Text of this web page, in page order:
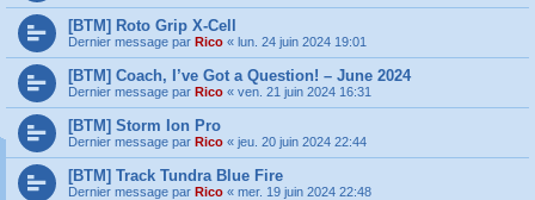
[BTM] Roto Grip X-Cell
Dernier message par Rico « lun. 24 juin 2024 19:01
[BTM] Coach, I’ve Got a Question! – June 2024
Dernier message par Rico « ven. 21 juin 2024 16:31
[BTM] Storm Ion Pro
Dernier message par Rico « jeu. 20 juin 2024 22:44
[BTM] Track Tundra Blue Fire
Dernier message par Rico « mer. 19 juin 2024 22:48